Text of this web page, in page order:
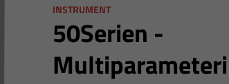
INSTRUMENT
50Serien -